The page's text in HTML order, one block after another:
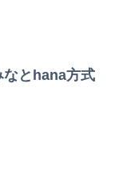
なとhana方式